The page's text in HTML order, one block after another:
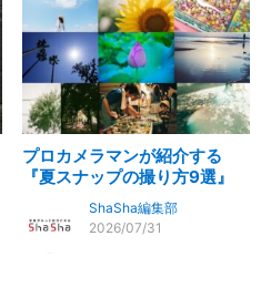
プロカメラマンが紹介する
『夏スナップの撮り方9選』
ShaSha編集部
2026/07/31